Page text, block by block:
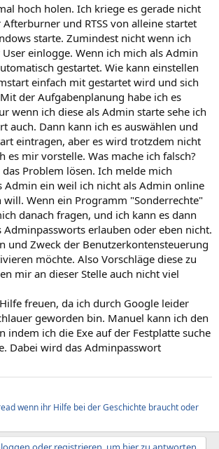
hoch holen. Ich kriege es gerade nicht
und RTSS von alleine startet
starte. Zumindest nicht wenn ich
einlogge. Wenn ich mich als Admin
gestartet. Wie kann einstellen
einfach mit gestartet wird und sich
der Aufgabenplanung habe ich es
wenn ich diese als Admin starte sehe ich
auch. Dann kann ich es auswählen und
eintragen, aber es wird trotzdem nicht
es mir vorstelle. Was mache ich falsch?
Problem lösen. Ich melde mich
Admin ein weil ich nicht als Admin online
will. Wenn ein Programm "Sonderrechte"
danach fragen, und ich kann es dann
Adminpassworts erlauben oder eben nicht.
und Zweck der Benutzerkontensteuerung
möchte. Also Vorschläge diese zu
mir an dieser Stelle auch nicht viel
freuen, da ich durch Google leider
geworden bin. Manuel kann ich den
indem ich die Exe auf der Festplatte suche
Dabei wird das Adminpasswort
wenn ihr Hilfe bei der Geschichte braucht oder